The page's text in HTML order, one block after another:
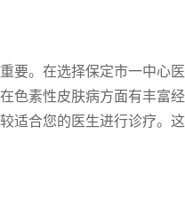
要。在选择保定市一中心
色素性皮肤病方面有丰富
适合您的医生进行诊疗。